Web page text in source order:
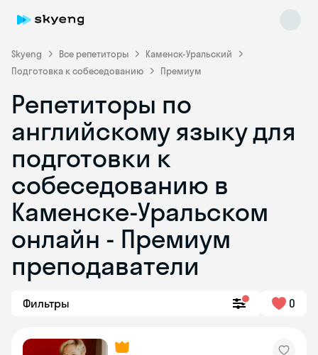
Skyeng Все репетиторы
Каменск-Уральский
Подготовка к собеседованию
Премиум
Репетиторы по
английскому языку для
подготовки к
собеседованию в
Каменске-Уральском
онлайн - Премиум
преподаватели
Фильтры 0
Skyeng Chat